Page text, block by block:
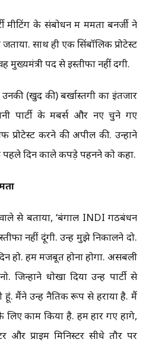
मीटिंग के संबोधन में ममता बनर्जी ने
साथ ही एक सिंबॉलिक प्रोटेस्ट
मुख्यमंत्री पद से इस्तीफा नहीं देंगी.
उनकी (खुद की) बर्खास्तगी का इंतजार
पार्टी के मेंबर्स और नए चुने गए
प्रोटेस्ट करने की अपील की. उन्होंने
दिन काले कपड़े पहनने को कहा.
से बताया, ‘बंगाल INDI गठबंधन
नहीं दूंगी. उन्हें मुझे निकालने दो.
हो. हमें मजबूत होना होगा. असेंबली
धोखा दिया उन्हें पार्टी से
हूं. मैंने उन्हें नैतिक रूप से हराया है. मैं
काम किया है. हम हार गए होंगे,
और प्राइम मिनिस्टर सीधे तौर पर